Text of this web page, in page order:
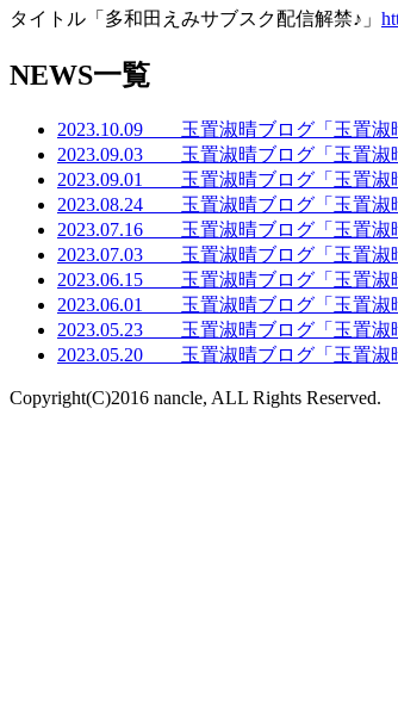
タイトル「多和田えみサブスク配信解禁♪」
NEWS一覧
2023.10.09 玉置淑晴ブログ「玉置淑
2023.09.03 玉置淑晴ブログ「玉置淑
2023.09.01 玉置淑晴ブログ「玉置淑
2023.08.24 玉置淑晴ブログ「玉置淑
2023.07.16 玉置淑晴ブログ「玉置淑
2023.07.03 玉置淑晴ブログ「玉置淑
2023.06.15 玉置淑晴ブログ「玉置淑
2023.06.01 玉置淑晴ブログ「玉置淑
2023.05.23 玉置淑晴ブログ「玉置淑
2023.05.20 玉置淑晴ブログ「玉置淑
Copyright(C)2016 nancle, ALL Rights Reserved.